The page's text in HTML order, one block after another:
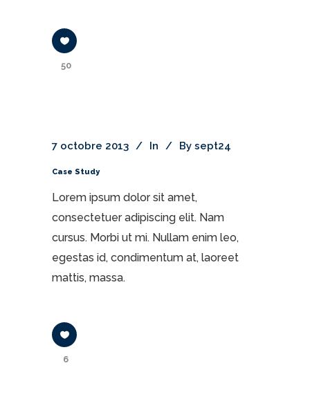
50
7 octobre 2013 In By sept24
Case Study
Lorem ipsum dolor sit amet,
consectetuer adipiscing elit. Nam
cursus. Morbi ut mi. Nullam enim leo,
egestas id, condimentum at, laoreet
mattis, massa.
6